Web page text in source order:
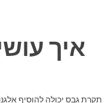
איך
תקרת גבס יכולה להוסיף